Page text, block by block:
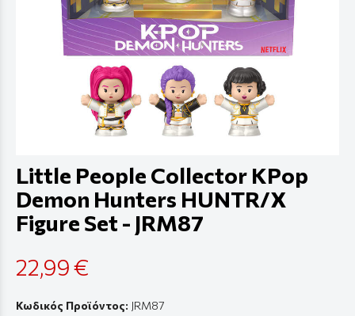
Little People Collector KPop
Demon Hunters HUNTR/X
Figure Set - JRM87
22,99 €
Κωδικός Προϊόντος: JRM87